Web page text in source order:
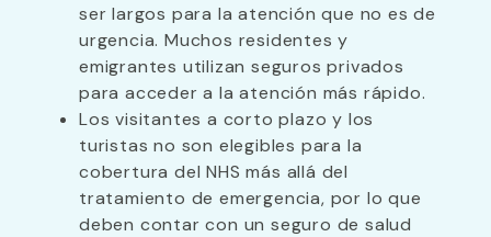
ser largos para la atención que no es de
urgencia. Muchos residentes y
emigrantes utilizan seguros privados
para acceder a la atención más rápido.
Los visitantes a corto plazo y los
turistas no son elegibles para la
cobertura del NHS más allá del
tratamiento de emergencia, por lo que
deben contar con un seguro de salud